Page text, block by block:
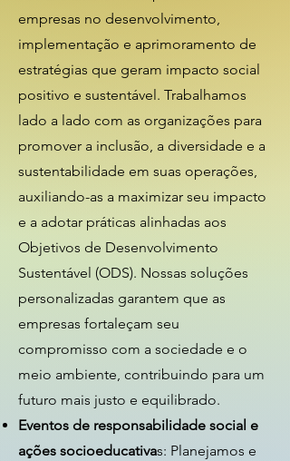
empresas no desenvolvimento,
implementação e aprimoramento de
estratégias que geram impacto social
positivo e sustentável. Trabalhamos
lado a lado com as organizações para
promover a inclusão, a diversidade e a
sustentabilidade em suas operações,
auxiliando-as a maximizar seu impacto
e a adotar práticas alinhadas aos
Objetivos de Desenvolvimento
Sustentável (ODS). Nossas soluções
personalizadas garantem que as
empresas fortaleçam seu
compromisso com a sociedade e o
meio ambiente, contribuindo para um
futuro mais justo e equilibrado.
Eventos de responsabilidade social e
ações socioeducativas: Planejamos e